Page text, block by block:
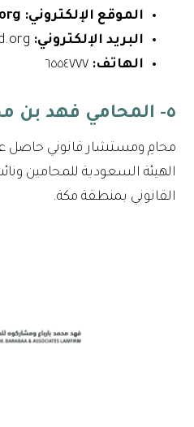
الموقع الإلكتروني:
البريد الإلكتروني:
الهاتف: ٦٥٥٤٧٧٧
٥- المحامي فهد بن محمد بارباع
محامِ ومستشار قانوني حاصل
الهيئة السعودية للمحامين
القانوني بمنطقة مكة.